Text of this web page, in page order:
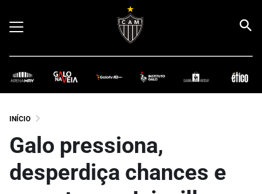
INÍCIO
Galo pressiona,
desperdiça chances e